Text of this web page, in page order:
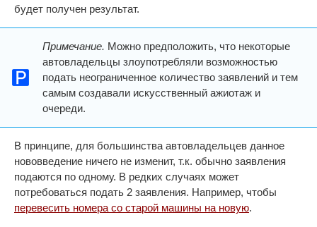
будет получен результат.
Примечание. Можно предположить, что некоторые
автовладельцы злоупотребляли возможностью
подать неограниченное количество заявлений и тем
самым создавали искусственный ажиотаж и
очереди.
В принципе, для большинства автовладельцев данное
нововведение ничего не изменит, т.к. обычно заявления
подаются по одному. В редких случаях может
потребоваться подать 2 заявления. Например, чтобы
перевесить номера со старой машины на новую.